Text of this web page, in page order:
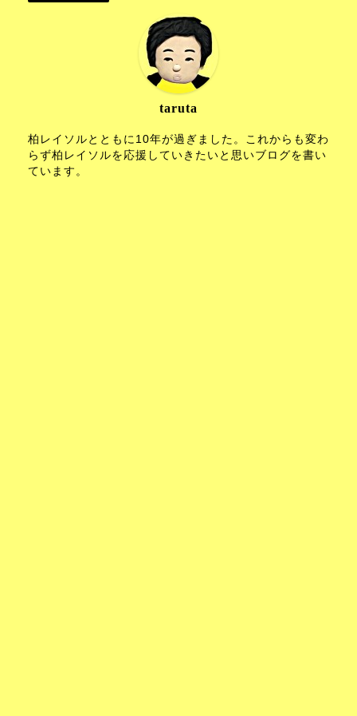
taruta
柏レイソルとともに10年が過ぎました。これからも変わ
らず柏レイソルを応援していきたいと思いブログを書い
ています。